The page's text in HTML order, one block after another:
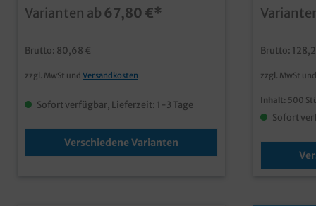
und Außerhausverkauf
Varianten ab 67,80 €*
Brutto: 80,68 €
zzgl. MwSt und Versandkosten
Sofort verfügbar, Lieferzeit: 1-3 Tage
Verschiedene Varianten
der
Domdeckel
Brutto:
zzgl. MwSt und
Inhalt: 500
Sofort